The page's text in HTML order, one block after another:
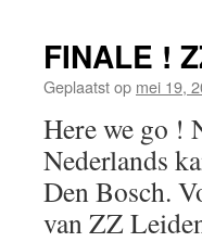
FINALE !
Geplaatst op mei 19,
Here we go !
Nederlands
Den Bosch.
van ZZ